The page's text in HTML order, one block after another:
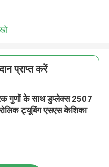
प्राप्त करें
गुणों के साथ डुप्लेक्स 2507
ट्यूबिंग एसएस केशिका